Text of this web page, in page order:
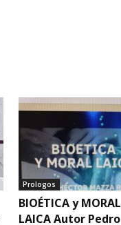
Prologos
BIOÉTICA y MORAL
LAICA Autor Pedro